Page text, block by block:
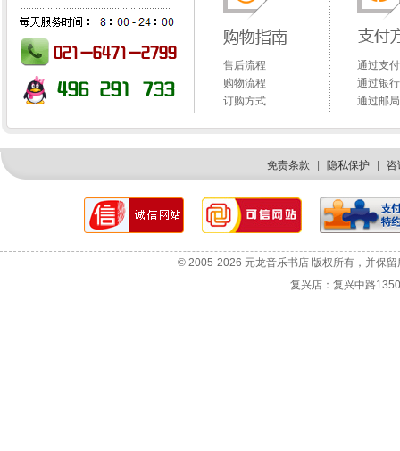
售后流程
购物流程
订购方式
通过支
通过银
通过邮
网站故障报告
选机咨询
投诉与建议
免责条款 隐私保护 咨
© 2005-2026 元龙音乐书店 版权所有，并保留
复兴店：复兴中路